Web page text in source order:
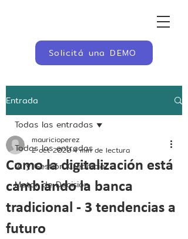
Solicitá una DEMO
Entrada
Todas las entradas
IA y Gestión Crediticia
Motor de Decisión
Todas las entradas
Como la digitalización está
cambiando la banca
tradicional - 3 tendencias a
futuro
mauricioperez
2 oct 20204 min de lectura